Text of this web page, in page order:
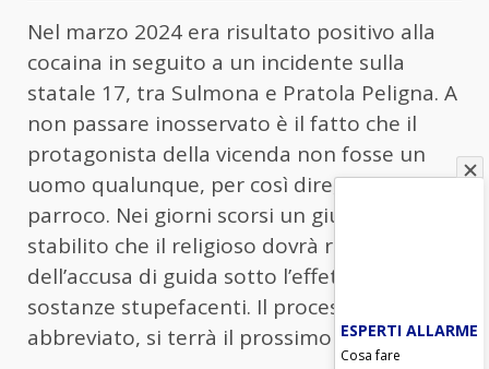
Nel marzo 2024 era risultato positivo alla
cocaina in seguito a un incidente sulla
statale 17, tra Sulmona e Pratola Peligna. A
non passare inosservato è il fatto che il
protagonista della vicenda non fosse un
uomo qualunque, per così dire, ma un
parroco. Nei giorni scorsi un giudice ha
stabilito che il religioso dovrà rispondere
dell’accusa di guida sotto l’effetto di
sostanze stupefacenti. Il processo, con rito
abbreviato, si terrà il prossimo 25 giungo.
ESPERTI ALLARME
Cosa fare